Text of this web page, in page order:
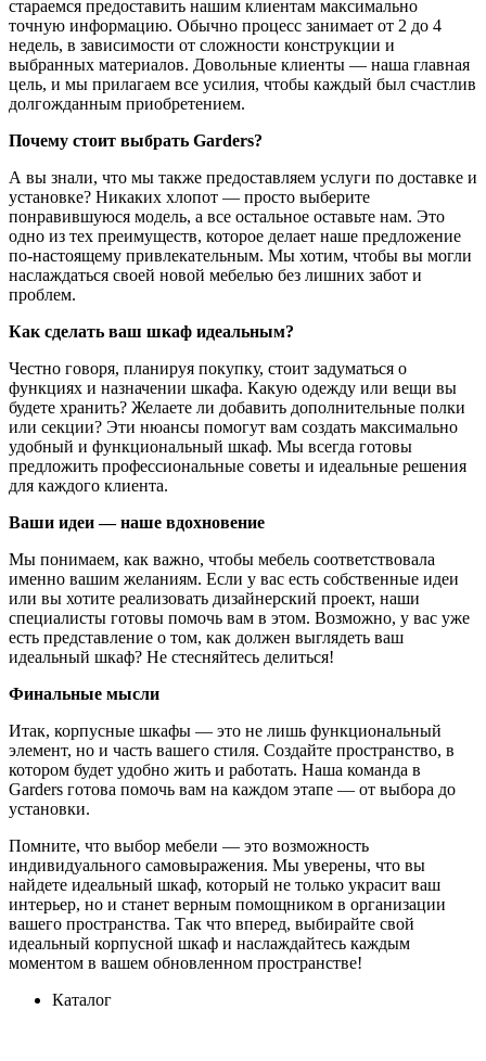
стараемся предоставить нашим клиентам максимально
точную информацию. Обычно процесс занимает от 2 до 4
недель, в зависимости от сложности конструкции и
выбранных материалов. Довольные клиенты — наша главная
цель, и мы прилагаем все усилия, чтобы каждый был счастлив
долгожданным приобретением.
Почему стоит выбрать Garders?
А вы знали, что мы также предоставляем услуги по доставке и
установке? Никаких хлопот — просто выберите
понравившуюся модель, а все остальное оставьте нам. Это
одно из тех преимуществ, которое делает наше предложение
по-настоящему привлекательным. Мы хотим, чтобы вы могли
наслаждаться своей новой мебелью без лишних забот и
проблем.
Как сделать ваш шкаф идеальным?
Честно говоря, планируя покупку, стоит задуматься о
функциях и назначении шкафа. Какую одежду или вещи вы
будете хранить? Желаете ли добавить дополнительные полки
или секции? Эти нюансы помогут вам создать максимально
удобный и функциональный шкаф. Мы всегда готовы
предложить профессиональные советы и идеальные решения
для каждого клиента.
Ваши идеи — наше вдохновение
Мы понимаем, как важно, чтобы мебель соответствовала
именно вашим желаниям. Если у вас есть собственные идеи
или вы хотите реализовать дизайнерский проект, наши
специалисты готовы помочь вам в этом. Возможно, у вас уже
есть представление о том, как должен выглядеть ваш
идеальный шкаф? Не стесняйтесь делиться!
Финальные мысли
Итак, корпусные шкафы — это не лишь функциональный
элемент, но и часть вашего стиля. Создайте пространство, в
котором будет удобно жить и работать. Наша команда в
Garders готова помочь вам на каждом этапе — от выбора до
установки.
Помните, что выбор мебели — это возможность
индивидуального самовыражения. Мы уверены, что вы
найдете идеальный шкаф, который не только украсит ваш
интерьер, но и станет верным помощником в организации
вашего пространства. Так что вперед, выбирайте свой
идеальный корпусной шкаф и наслаждайтесь каждым
моментом в вашем обновленном пространстве!
Каталог